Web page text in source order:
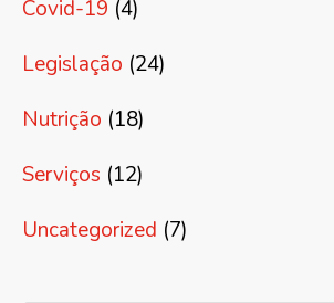
Covid-19 (4)
Legislação (24)
Nutrição (18)
Serviços (12)
Uncategorized (7)